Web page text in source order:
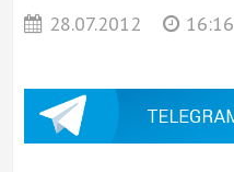
28.07.2012 16:16